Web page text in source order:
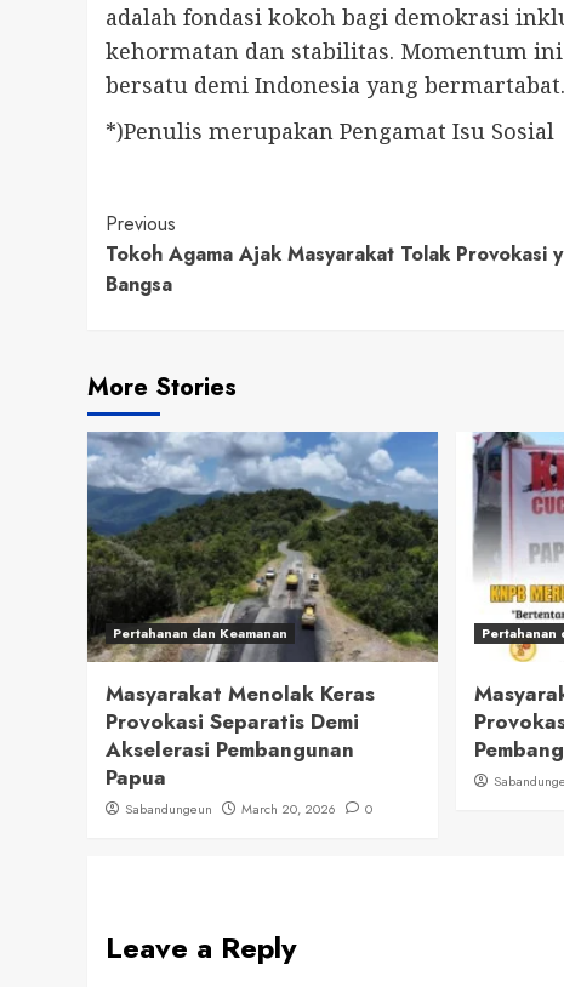
adalah fondasi kokoh bagi demokrasi
kehormatan dan stabilitas. Momentum
bersatu demi Indonesia yang bermartabat.
*)Penulis merupakan Pengamat Isu Sosial
Continue
Reading
Previous
Tokoh Agama Ajak Masyarakat Tolak Provokasi
Bangsa
More Stories
Pertahanan dan Keamanan
Masyarakat Menolak Keras
Provokasi Separatis Demi
Akselerasi Pembangunan
Papua
Sabandungeun March 20, 2026 0
Pertahanan
Leave a Reply